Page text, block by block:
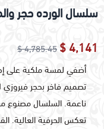
سلسال الورده حجر
4,141 $
4,785.45 $
أضفي لمسة ملكية على
تصميم فاخر بحجر فيروزي
تعكس الحرفية العالية.